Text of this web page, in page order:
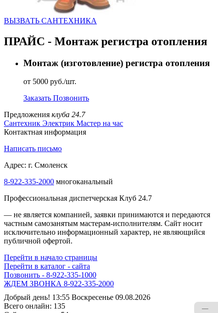
ВЫЗВАТЬ CАНТЕХНИКА
ПРАЙС - Монтаж регистра отопления
Монтаж (изготовление) регистра отопления
от 5000 руб./шт.
Заказать Позвонить
Предложения клуба 24.7
Сантехник Электрик Мастер на час
Контактная информация
Написать письмо
Адрес: г. Смоленск
8-922-335-1000 многоканальный
Профессиональная диспетчерская Клуб 24.7
— не является компанией, заявки принимаются и передаются
частным самозанятым мастерам‑исполнителям. Сайт носит
исключительно информационный характер, не являющийся
публичной офертой.
Перейти в начало страницы
Перейти в каталог - сайта
Позвонить - 8-922-335-1000
Жми - 8-922-335-3000!
Добрый день! 13:55 Воскресенье 09.08.2026
Всего онлайн: 135
—